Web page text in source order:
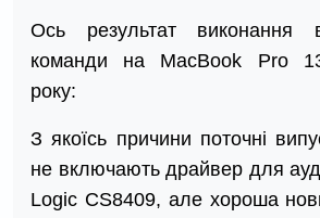
Ось результат виконання
команди на MacBook Pro
року:
З якоїсь причини поточні
не включають драйвер для
Logic CS8409, але хороша